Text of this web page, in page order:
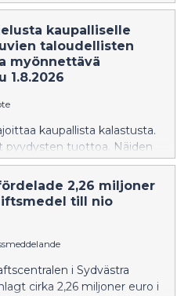
ovat
taas luonnontilaisten järvien
tavanomaista alempana
vedenkorkeudet ovat
myötä palautuneet
kaupalliselle
taloudellisten
myönnettävä
1.8.2026
kaupallista kalastusta.
pyydysten tuottoa. Näiden
vuoksi kaupallisille
vuosille 2024-27.
ajan.
2,26 miljoner
till nio
i Sydvästra
cirka 2,26 miljoner euro i